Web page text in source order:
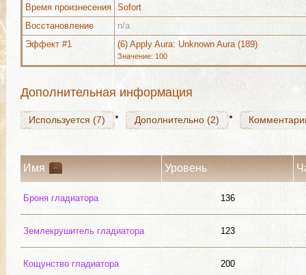
Время произнесения Sofort
Восстановление
n/a
Эффект #1
(6) Apply Aura: Unknown Aura (189)
Значение: 100
Дополнительная информация
Используется (7) Дополнительно (2)
Используется (7) Дополнительно (2)
Используется (7) Дополнительно (2)
Имя Уровень
Броня гладиатора 136
Землекрушитель гладиатора 123
Кощунство гладиатора 200